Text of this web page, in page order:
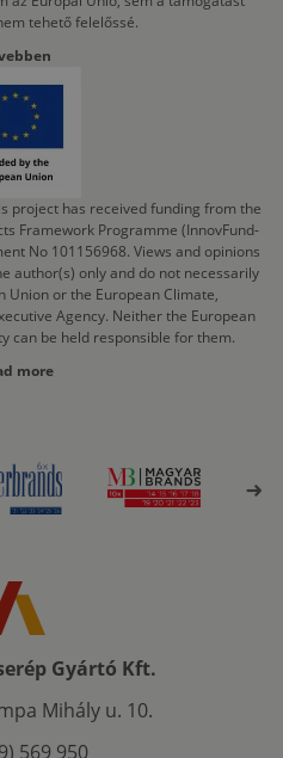
tehető felelőssé.
project has received funding from the
Framework Programme (InnovFund-
No 101156968. Views and opinions
author(s) only and do not necessarily
Union or the European Climate,
Agency. Neither the European
can be held responsible for them.
more
Gyártó Kft.
Mihály u. 10.
569 950